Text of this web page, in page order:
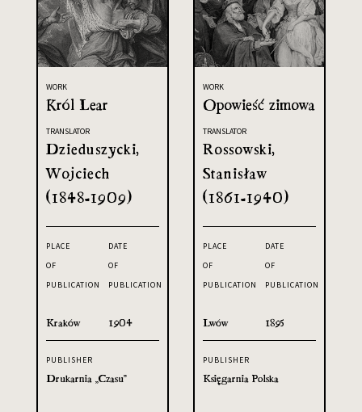
WORK
Król Lear
TRANSLATOR
Dzieduszycki,
Wojciech
(1848-1909)
PLACE
OF
PUBLICATION
Kraków
DATE
OF
PUBLICATION
1904
PUBLISHER
Drukarnia „Czasu”
WORK
Opowieść zimowa
TRANSLATOR
Rossowski,
Stanisław
(1861-1940)
PLACE
OF
PUBLICATION
Lwów
DATE
OF
PUBLICATION
1895
PUBLISHER
Księgarnia Polska